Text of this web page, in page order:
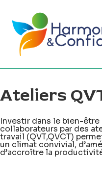
contenu
Ateliers
Investir dans le bien-
collaborateurs par des
travail (QVT,QVCT)
un climat convivial,
d’accroître la